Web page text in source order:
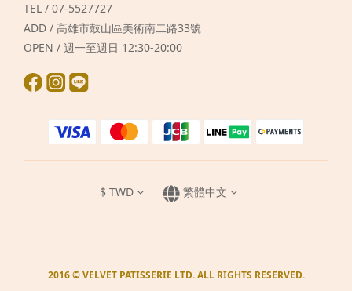
TEL / 07-5527727
ADD / 高雄市鼓山區美術南二路33號
OPEN / 週一至週日 12:30-20:00
$ TWD 繁體中文
2016 © VELVET PATISSERIE LTD. ALL RIGHTS RESERVED.